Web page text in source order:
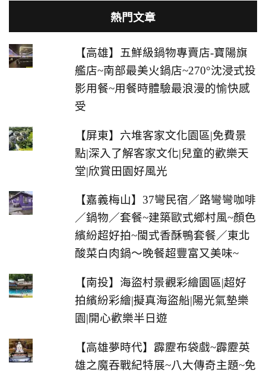
熱門文章
【高雄】五鮮級鍋物專賣店-寶陽旗
艦店~南部最美火鍋店~270°沈浸式投
影用餐~用餐時體驗最浪漫的愉快感
受
【屏東】六堆客家文化園區|免費景
點|深入了解客家文化|兒童的歡樂天
堂|欣賞田園好風光
【嘉義梅山】37彎民宿／路彎彎咖啡
／鍋物／套餐~建築歐式鄉村風~顏色
繽紛超好拍~閩式香酥鴨套餐／東北
酸菜白肉鍋～晚餐超豐富又美味~
【南投】海盜村景觀彩繪園區|超好
拍繽紛彩繪|擬真海盜船|陽光氣墊樂
園|開心歡樂半日遊
【高雄夢時代】霹靂布袋戲~霹靂英
雄之魔吞戰紀特展~八大傳奇主題~免